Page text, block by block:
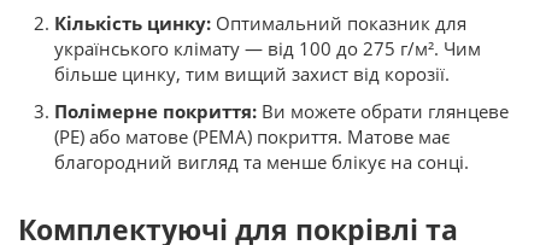
Кількість цинку: Оптимальний показник для
українського клімату — від 100 до 275 г/м². Чим
більше цинку, тим вищий захист від корозії.
Полімерне покриття: Ви можете обрати глянцеве
(PE) або матове (PEMA) покриття. Матове має
благородний вигляд та менше блікує на сонці.
Комплектуючі для покрівлі та